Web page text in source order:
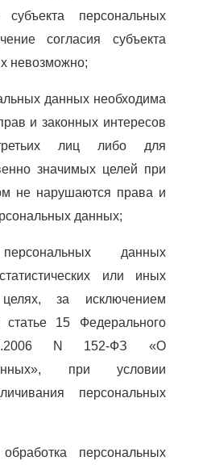
персональных
согласия субъекта
невозможно;
данных необходима
и законных интересов
лиц либо для
значимых целей при
не нарушаются права и
данных;
данных
или иных
целях, за исключением
статье 15 Федерального
N 152-ФЗ «О
при условии
персональных
персональных